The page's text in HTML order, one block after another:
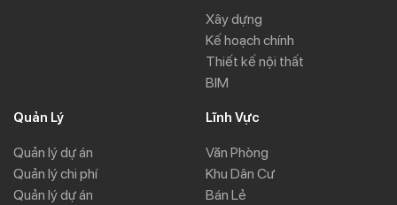
Xây dựng
Kế hoạch chính
Thiết kế nội thất
BIM
Quản Lý
Quản lý dự án
Quản lý chi phí
Quản lý dự án
Lĩnh Vực
Văn Phòng
Khu Dân Cư
Bán Lẻ